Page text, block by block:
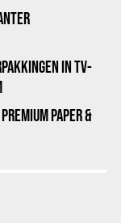
IN TV-
PAPER &